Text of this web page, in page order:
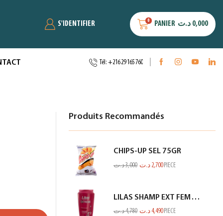
S'IDENTIFIER 0 PANIER 0,000 د.ت
Tél: +216 29 165 760
Produits Recommandés
CHIPS-UP SEL 75GR
3,000د.ت 2,700 د.ت PIECE
LILAS SHAMP EXT FEM TOUS TYPES CHEV ROSE 350ML
4,780د.ت 4,490 د.ت PIECE